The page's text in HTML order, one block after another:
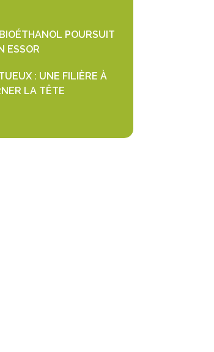
POURSUIT
ESSOR
: UNE FILIÈRE À
LA TÊTE